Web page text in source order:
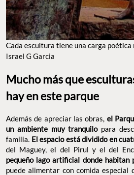
Cada escultura tiene una carga poética
Israel G Garcia
Mucho más que
hay en este parque
Además de apreciar las obras, el
un ambiente muy tranquilopara
familia. El espacio está dividido en
del Maguey, el del Pirul y el del
pequeño lago artificial donde habitan
puede alimentar con comida especial